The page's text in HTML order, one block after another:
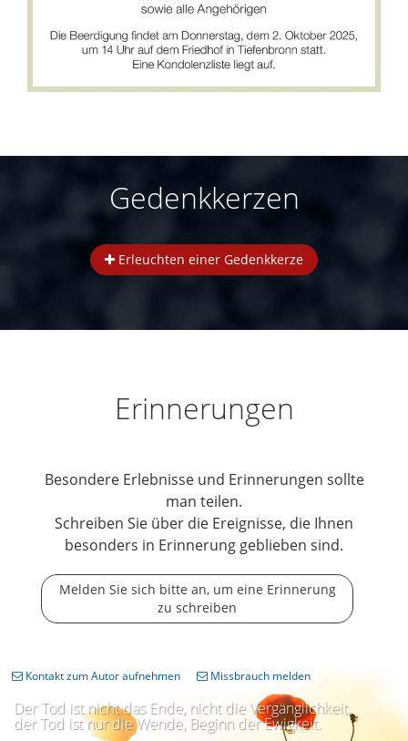
Gedenkkerzen
Erleuchten einer Gedenkkerze
Erinnerungen
Besondere Erlebnisse und Erinnerungen sollte
man teilen.
Schreiben Sie über die Ereignisse, die Ihnen
besonders in Erinnerung geblieben sind.
Melden Sie sich bitte an, um eine Erinnerung
zu schreiben
Der Tod ist nicht das Ende, nicht die Vergänglichkeit,
der Tod ist nur die Wende, Beginn der Ewigkeit.
Kontakt zum Autor aufnehmen Missbrauch melden